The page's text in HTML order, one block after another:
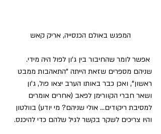
המפגש באולם הכנסייה, אריק קאש
אפשר לומר שהחיבור בין ג'ון לפול היה מידי.
שניהם מספרים שזאת הייתה "התאהבות ממבט
ראשון", ואכן כבר באותו הערב יצאו פול, ג'ון
ושאר חברי הקוורימן לפאב (אחרים אומרים
למסיבת ריקודים... אולי שניהם? מי יודע) בוולטון
והיו צריכים לשקר בקשר לגיל שלהם כדי להיכנס.